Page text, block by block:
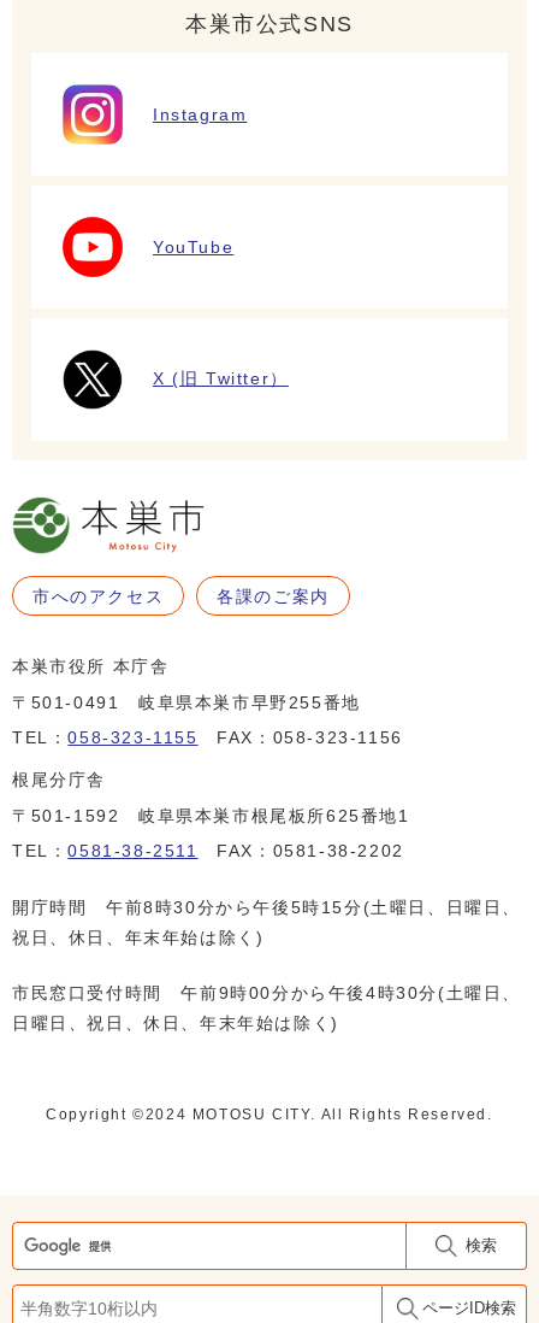
検索
ページID検索
本巣市公式SNS
Instagram
YouTube
X (旧 Twitter）
市へのアクセス 各課のご案内
本巣市役所 本庁舎
〒501-0491 岐阜県本巣市早野255番地
TEL：058-323-1155 FAX：058-323-1156
根尾分庁舎
〒501-1592 岐阜県本巣市根尾板所625番地1
TEL：0581-38-2511 FAX：0581-38-2202
開庁時間 午前8時30分から午後5時15分(土曜日、日曜日、
祝日、休日、年末年始は除く)
市民窓口受付時間 午前9時00分から午後4時30分(土曜日、
日曜日、祝日、休日、年末年始は除く)
Copyright ©️2024 MOTOSU CITY. All Rights Reserved.